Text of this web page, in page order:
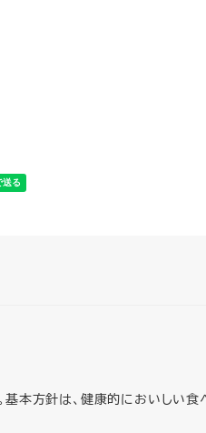
基本方針は、健康的においしい